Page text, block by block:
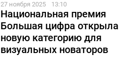
27 ноября 2025 13:10
Национальная премия
Большая цифра открыла
новую категорию для
визуальных новаторов